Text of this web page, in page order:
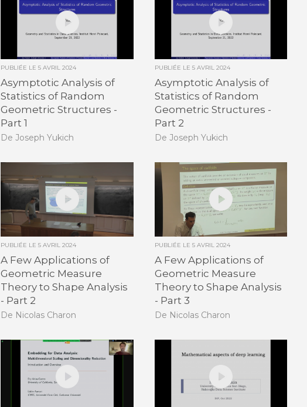
PUBLIÉE LE5 AVRIL 2024
Asymptotic Analysis of
Statistics of Random
Geometric Structures -
Part 1
De Joseph Yukich
PUBLIÉE LE 5 AVRIL 2024
Asymptotic Analysis of
Statistics of Random
Geometric Structures -
Part 2
De Joseph Yukich
PUBLIÉE LE5 AVRIL 2024
A Few Applications of
Geometric Measure
Theory to Shape Analysis
- Part 2
De Nicolas Charon
PUBLIÉE LE 5 AVRIL 2024
A Few Applications of
Geometric Measure
Theory to Shape Analysis
- Part 3
De Nicolas Charon